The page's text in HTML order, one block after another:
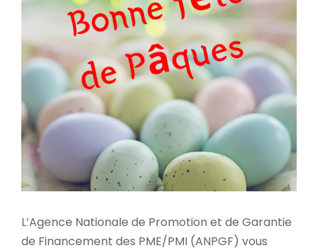
L’Agence Nationale de Promotion et de Garantie
de Financement des PME/PMI (ANPGF) vous